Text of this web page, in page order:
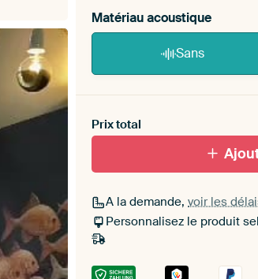
Matériau acoustique
Sans
toe aan je ArtFrame set.
Prix total
A la demande, voir les
Personnalisez le produit